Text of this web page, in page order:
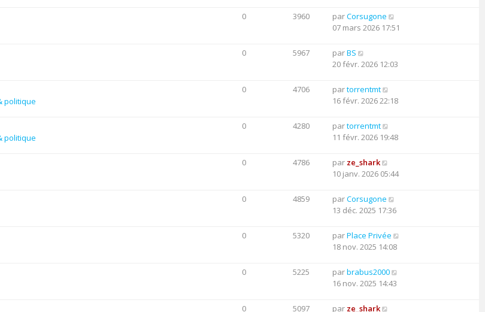
0 3960 parCorsugone
07 mars 2026 17:51
0 5967 parBS
20 févr. 2026 12:03
politique
0 4706 partorrentmt
16 févr. 2026 22:18
politique
0 4280 partorrentmt
11 févr. 2026 19:48
0 4786 par ze_shark
10 janv. 2026 05:44
0 4859 parCorsugone
13 déc. 2025 17:36
0 5320 parPlace Privée
18 nov. 2025 14:08
0 5225 parbrabus2000
16 nov. 2025 14:43
0 5097 par ze_shark